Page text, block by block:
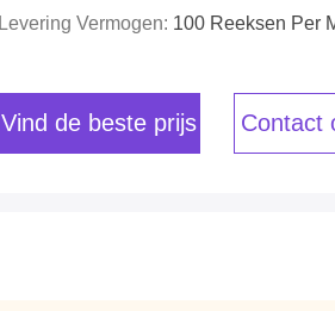
Levering Vermogen: 100 Reeksen Per
Vind de beste prijs Contact